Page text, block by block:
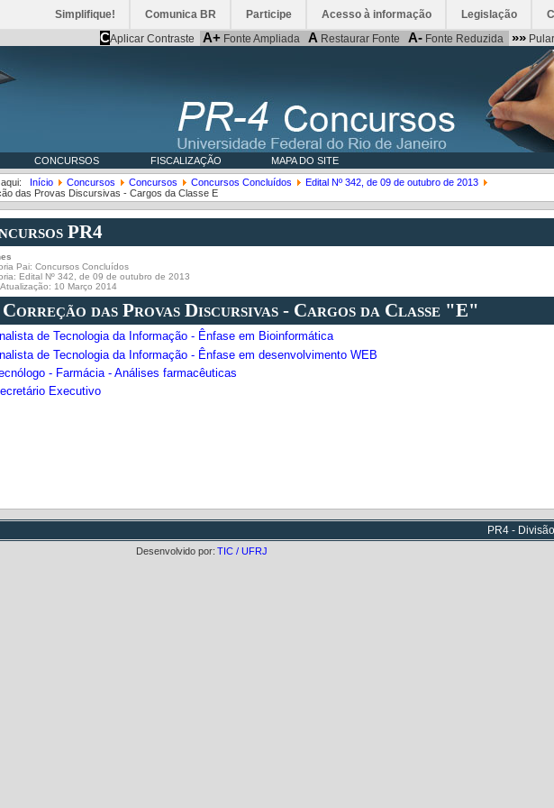
Simplifique! Comunica BR Participe Acesso à informação Legislação
CAplicar Contraste A+ Fonte Ampliada A Restaurar Fonte A- Fonte Reduzida »»
CONCURSOS FISCALIZAÇÃO
MAPA DO SITE
Início Concursos Concursos Concursos Concluídos
Edital Nº 342, de 09 de outubro de 2013
das Provas Discursivas - Cargos da Classe E
PR4
Pai:Concursos Concluídos
Edital Nº 342, de 09 de outubro de 2013
Atualização: 10 Março 2014
Correção das Provas Discursivas - Cargos da Classe "E"
de Tecnologia da Informação - Ênfase em Bioinformática
de Tecnologia da Informação - Ênfase em desenvolvimento WEB
- Farmácia - Análises farmacêuticas
Executivo
PR4 -
Desenvolvido por: TIC / UFRJ